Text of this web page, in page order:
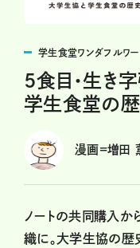
学生食堂ワンダフルワー
5食目・生き
学生食堂の歴
漫画=増田
ノートの共同購入か
織に。大学生協の歴